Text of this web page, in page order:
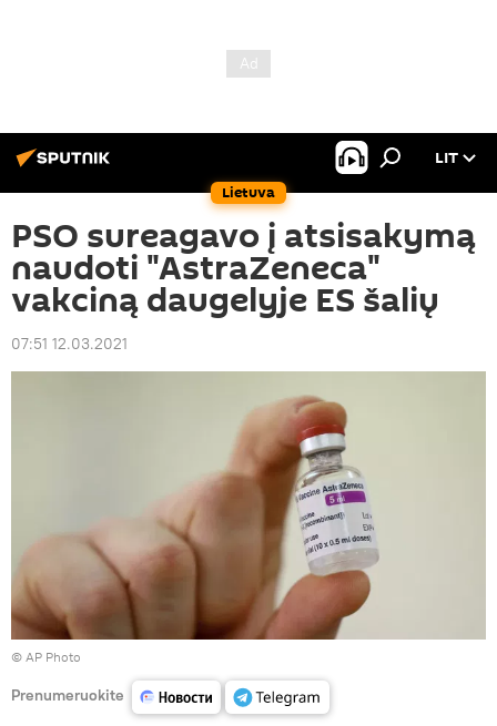
Lietuva
LIT
PSO sureagavo į atsisakymą
naudoti "AstraZeneca"
vakciną daugelyje ES šalių
07:51 12.03.2021
© AP Photo
Prenumeruokite